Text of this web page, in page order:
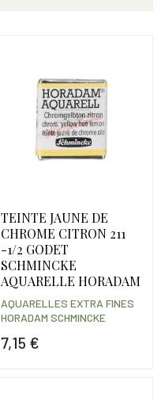
TEINTE JAUNE DE
CHROME CITRON 211
-1/2 GODET
SCHMINCKE
AQUARELLE HORADAM
7,15 €
AQUARELLES EXTRA FINES
HORADAM SCHMINCKE